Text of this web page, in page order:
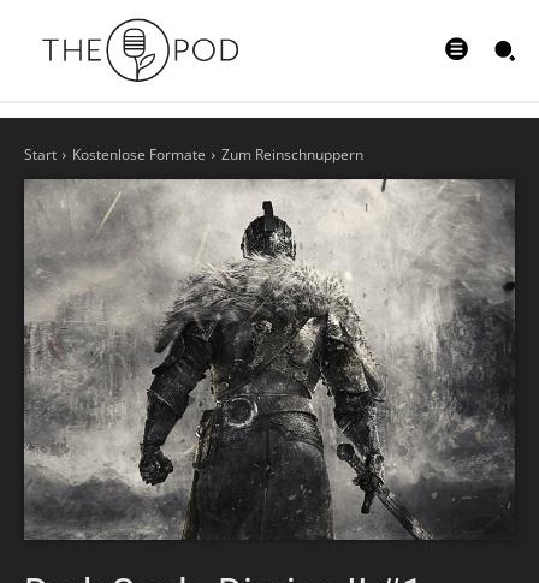
Start Kostenlose Formate Zum Reinschnuppern